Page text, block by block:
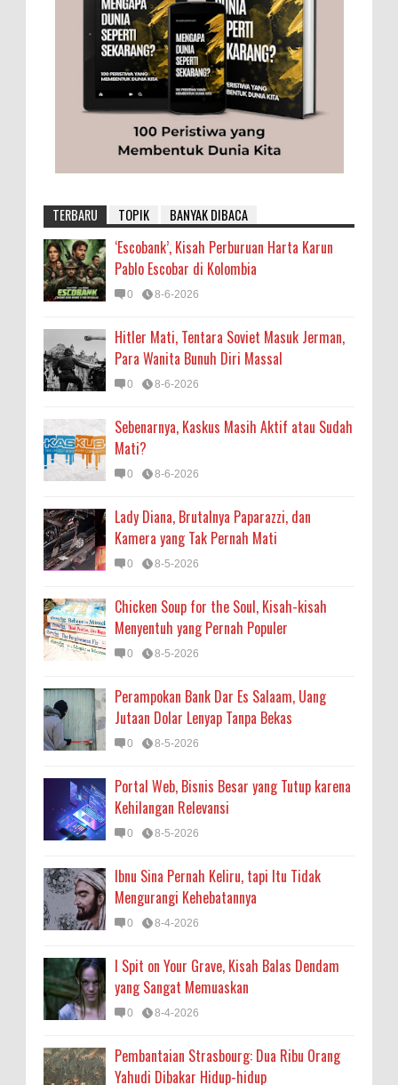
TERBARU TOPIK BANYAK DIBACA
‘Escobank’, Kisah Perburuan Harta Karun
Pablo Escobar di Kolombia
0 8-6-2026
Hitler Mati, Tentara Soviet Masuk Jerman,
Para Wanita Bunuh Diri Massal
0 8-6-2026
Sebenarnya, Kaskus Masih Aktif atau Sudah
Mati?
0 8-6-2026
Lady Diana, Brutalnya Paparazzi, dan
Kamera yang Tak Pernah Mati
0 8-5-2026
Chicken Soup for the Soul, Kisah-kisah
Menyentuh yang Pernah Populer
0 8-5-2026
Perampokan Bank Dar Es Salaam, Uang
Jutaan Dolar Lenyap Tanpa Bekas
0 8-5-2026
Portal Web, Bisnis Besar yang Tutup karena
Kehilangan Relevansi
0 8-5-2026
Ibnu Sina Pernah Keliru, tapi Itu Tidak
Mengurangi Kehebatannya
0 8-4-2026
I Spit on Your Grave, Kisah Balas Dendam
yang Sangat Memuaskan
0 8-4-2026
Pembantaian Strasbourg: Dua Ribu Orang
Yahudi Dibakar Hidup-hidup